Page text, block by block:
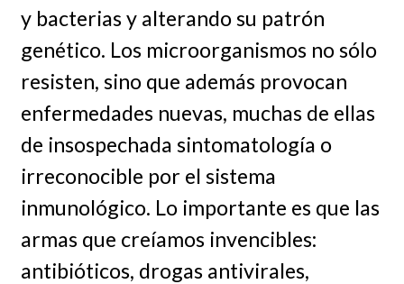
y bacterias y alterando su patrón
genético. Los microorganismos no sólo
resisten, sino que además provocan
enfermedades nuevas, muchas de ellas
de insospechada sintomatología o
irreconocible por el sistema
inmunológico. Lo importante es que las
armas que creíamos invencibles:
antibióticos, drogas antivirales,